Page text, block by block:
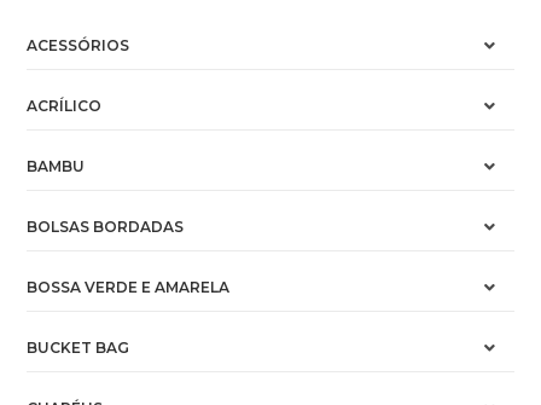
ACESSÓRIOS
ACRÍLICO
BAMBU
BOLSAS BORDADAS
BOSSA VERDE E AMARELA
BUCKET BAG